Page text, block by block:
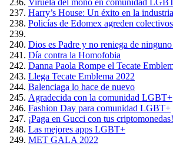
Viruela del mono en comunidad
Harry’s House: Un éxito en la industria
Policías de Edomex agreden
Dios es Padre y no reniega de
Día contra la Homofobia
Danna Paola Rompe el Tecate
Llega Tecate Emblema 2022
Balenciaga lo hace de nuevo
Agradecida con la comunidad LGBT+
Fashion Day para comunidad LGBT+
¡Paga en Gucci con tus criptomonedas!
Las mejores apps LGBT+
MET GALA 2022